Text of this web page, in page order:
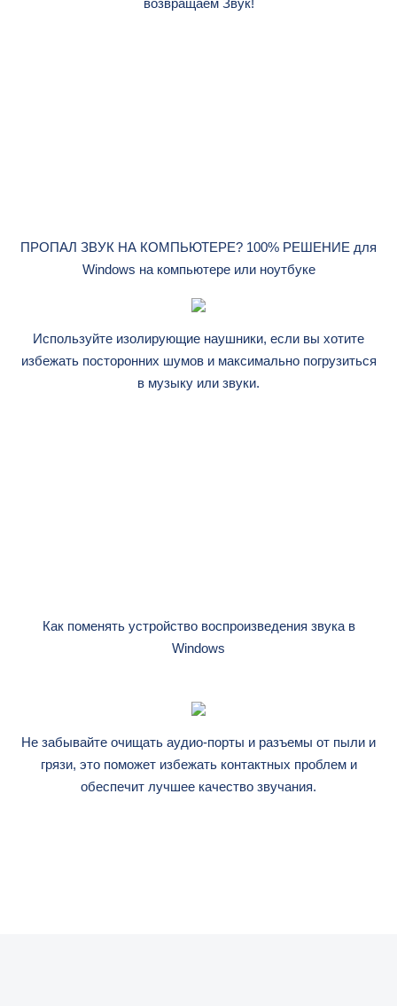
возвращаем Звук!
ПРОПАЛ ЗВУК НА КОМПЬЮТЕРЕ? 100% РЕШЕНИЕ для
Windows на компьютере или ноутбуке
Используйте изолирующие наушники, если вы хотите
избежать посторонних шумов и максимально погрузиться
в музыку или звуки.
Как поменять устройство воспроизведения звука в
Windows
Не забывайте очищать аудио-порты и разъемы от пыли и
грязи, это поможет избежать контактных проблем и
обеспечит лучшее качество звучания.